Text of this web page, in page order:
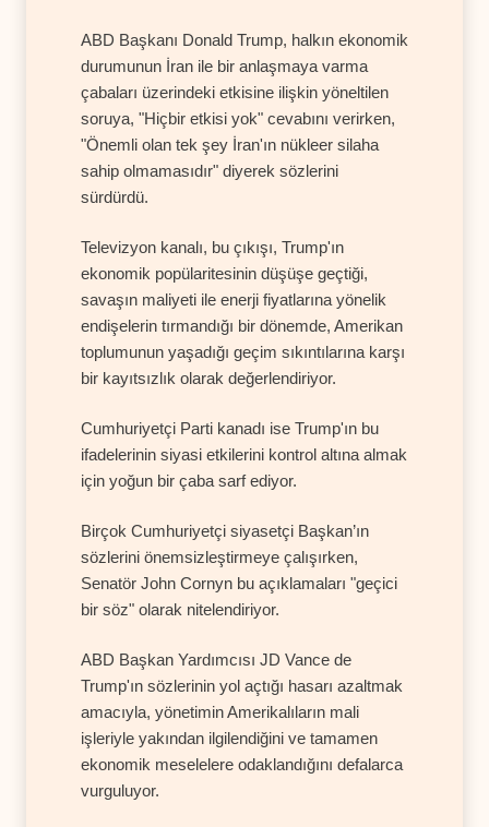
ABD Başkanı Donald Trump, halkın ekonomik
durumunun İran ile bir anlaşmaya varma
çabaları üzerindeki etkisine ilişkin yöneltilen
soruya, "Hiçbir etkisi yok" cevabını verirken,
"Önemli olan tek şey İran'ın nükleer silaha
sahip olmamasıdır" diyerek sözlerini
sürdürdü.
Televizyon kanalı, bu çıkışı, Trump'ın
ekonomik popülaritesinin düşüşe geçtiği,
savaşın maliyeti ile enerji fiyatlarına yönelik
endişelerin tırmandığı bir dönemde, Amerikan
toplumunun yaşadığı geçim sıkıntılarına karşı
bir kayıtsızlık olarak değerlendiriyor.
Cumhuriyetçi Parti kanadı ise Trump'ın bu
ifadelerinin siyasi etkilerini kontrol altına almak
için yoğun bir çaba sarf ediyor.
Birçok Cumhuriyetçi siyasetçi Başkan’ın
sözlerini önemsizleştirmeye çalışırken,
Senatör John Cornyn bu açıklamaları "geçici
bir söz" olarak nitelendiriyor.
ABD Başkan Yardımcısı JD Vance de
Trump'ın sözlerinin yol açtığı hasarı azaltmak
amacıyla, yönetimin Amerikalıların mali
işleriyle yakından ilgilendiğini ve tamamen
ekonomik meselelere odaklandığını defalarca
vurguluyor.